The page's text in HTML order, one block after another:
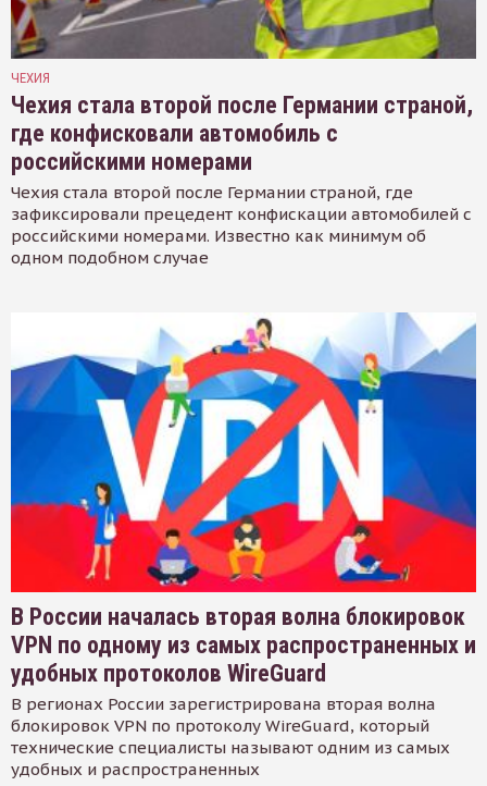
ЧЕХИЯ
Чехия стала второй после Германии страной,
где конфисковали автомобиль с
российскими номерами
Чехия стала второй после Германии страной, где
зафиксировали прецедент конфискации автомобилей с
российскими номерами. Известно как минимум об
одном подобном случае
В России началась вторая волна блокировок
VPN по одному из самых распространенных и
удобных протоколов WireGuard
В регионах России зарегистрирована вторая волна
блокировок VPN по протоколу WireGuard, который
технические специалисты называют одним из самых
удобных и распространенных